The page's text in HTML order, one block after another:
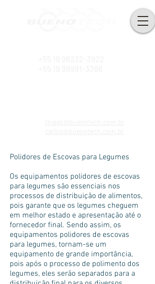
Polidores de Escovas para Legumes
Os equipamentos polidores de escovas
para legumes são essenciais nos
processos de distribuição de alimentos,
pois garante que os legumes cheguem
em melhor estado e apresentação até o
fornecedor final. Sendo assim, os
equipamentos polidores de escovas
para legumes, tornam-se um
equipamento de grande importância,
pois após o processo de polimento dos
legumes, eles serão separados para a